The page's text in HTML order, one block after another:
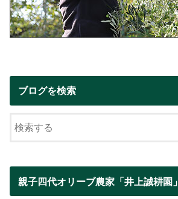
ブログを検索
親子四代オリーブ農家「井上誠耕園」